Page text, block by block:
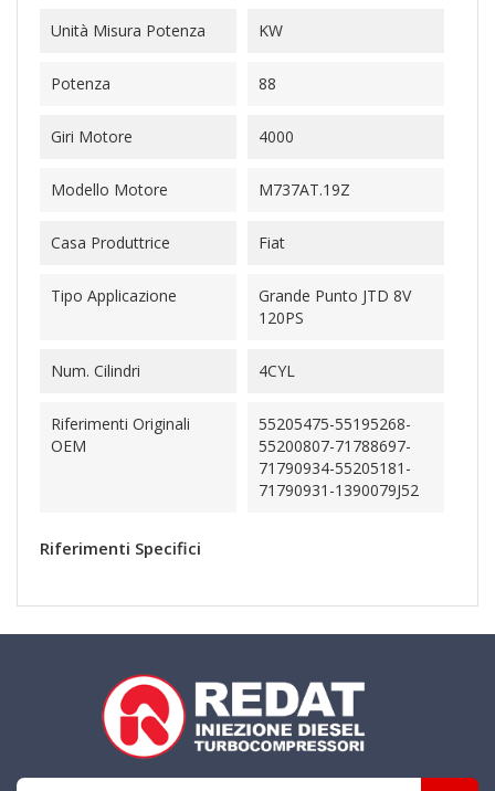
Unità Misura Potenza KW
Potenza 88
Giri Motore 4000
Modello Motore M737AT.19Z
Casa Produttrice Fiat
Tipo Applicazione
Grande Punto JTD 8V
120PS
Num. Cilindri 4CYL
Riferimenti Originali
OEM
55205475-55195268-
55200807-71788697-
71790934-55205181-
71790931-1390079J52
Riferimenti Specifici